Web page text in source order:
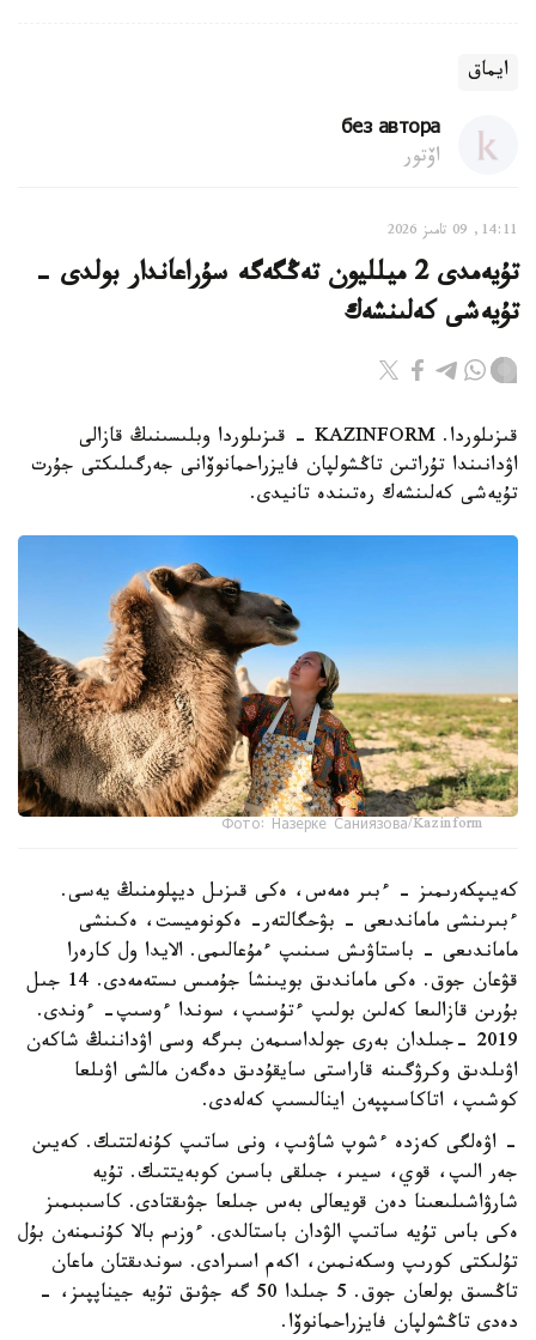
ايماق
без автора
اۆتور
14:11, 09 تامىز 2026
تۇيەمدى 2 ميلليون تەڭگەگە سۇراعاندار بولدى -
تۇيەشى كەلىنشەك
قىزىلوردا. KAZINFORM - قىزىلوردا وبلىسىنىڭ قازالى
اۋدانىندا تۇراتىن تاڭشولپان فايزراحمانوۆانى جەرگىلىكتى جۇرت
تۇيەشى كەلىنشەك رەتىندە تانيدى.
Фото: Назерке Саниязова/Kazinform
كەيىپكەرىمىز - ءبىر ەمەس، ەكى قىزىل ديپلومنىڭ يەسى.
ءبىرىنشى ماماندىعى - بۋحگالتەر- ەكونوميست، ەكىنشى
ماماندىعى - باستاۋىش سىنىپ ءمۇعالىمى. الايدا ول كارەرا
قۋعان جوق. ەكى ماماندىق بويىنشا جۇمىس ىستەمەدى. 14 جىل
بۇرىن قازالىعا كەلىن بولىپ ءتۇسىپ، سوندا ءوسىپ- ءوندى.
2019 -جىلدان بەرى جولداسىمەن بىرگە وسى اۋداننىڭ شاكەن
اۋىلدىق وكرۋگىنە قاراستى سايقۇدىق دەگەن مالشى اۋىلعا
كوشىپ، اتاكاسىپپەن اينالىسىپ كەلەدى.
- اۋەلگى كەزدە ءشوپ شاۋىپ، ونى ساتىپ كۇنەلتتىك. كەيىن
جەر الىپ، قوي، سيىر، جىلقى باسىن كوبەيتتىك. تۇيە
شارۋاشىلىعىنا دەن قويعالى بەس جىلعا جۋىقتادى. كاسىبىمىز
ەكى باس تۇيە ساتىپ الۋدان باستالدى. ءوزىم بالا كۇنىمنەن بۇل
تۇلىكتى كورىپ وسكەنمىن، اكەم اسىرادى. سوندىقتان ماعان
تاڭسىق بولعان جوق. 5 جىلدا 50 گە جۋىق تۇيە جيناپپىز، -
دەدى تاڭشولپان فايزراحمانوۆا.